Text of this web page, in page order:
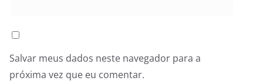
Salvar meus dados neste navegador para a
próxima vez que eu comentar.